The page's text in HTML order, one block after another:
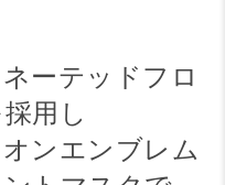
ーテッドフロ
用し
ンエンブレム